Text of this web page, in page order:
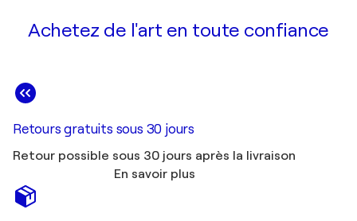
Achetez de l'art en toute confiance
Retours gratuits sous 30 jours
Retour possible sous 30 jours après la livraison
En savoir plus